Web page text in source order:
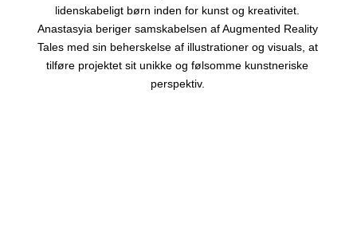
lidenskabeligt børn inden for kunst og kreativitet.
Anastasyia beriger samskabelsen af ​​Augmented Reality
Tales med sin beherskelse af illustrationer og visuals, at
tilføre projektet sit unikke og følsomme kunstneriske
perspektiv.